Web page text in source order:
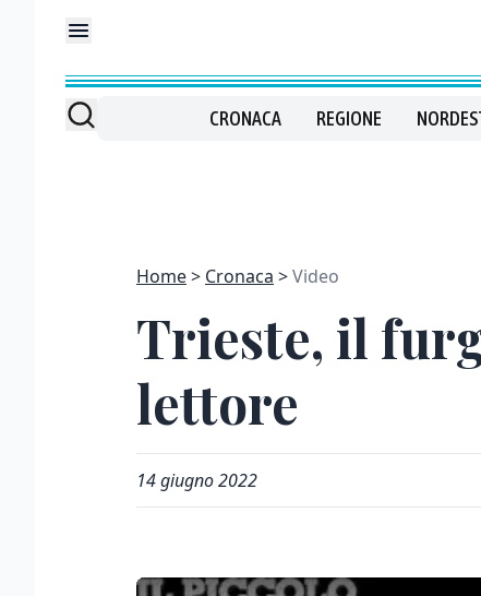
CRONACA REGIONE
Home Cronaca Video
Trieste, il
lettore
14 giugno 2022